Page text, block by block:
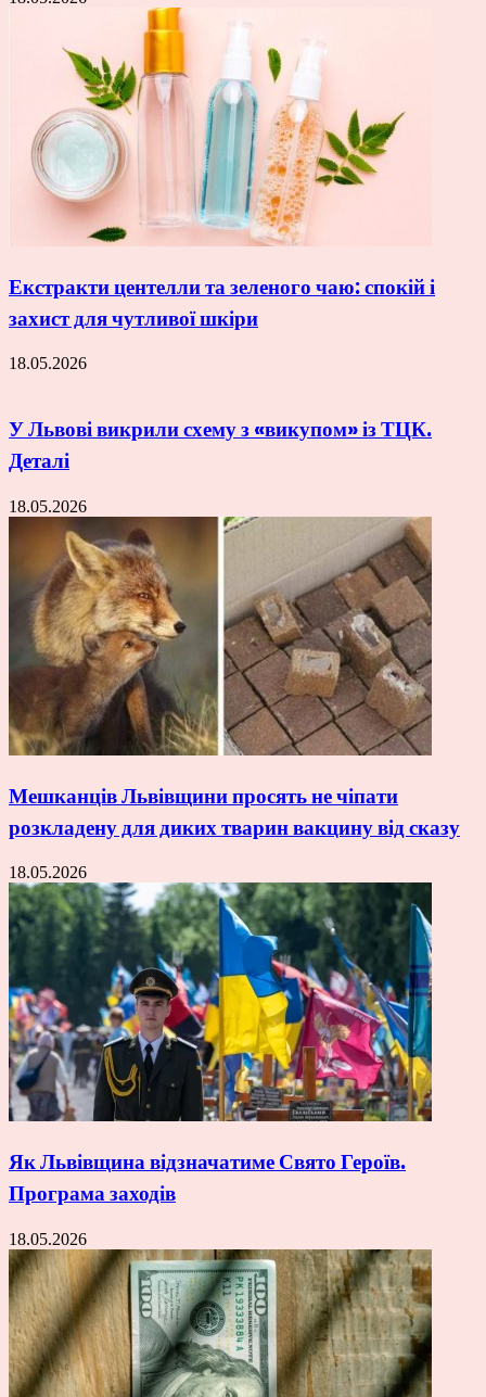
Екстракти центелли та зеленого чаю: спокій і
захист для чутливої шкіри
18.05.2026
У Львові викрили схему з «викупом» із ТЦК.
Деталі
18.05.2026
Мешканців Львівщини просять не чіпати
розкладену для диких тварин вакцину від сказу
18.05.2026
Як Львівщина відзначатиме Свято Героїв.
Програма заходів
18.05.2026